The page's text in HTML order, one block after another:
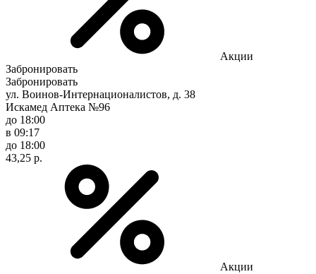
Акции
Забронировать
Забронировать
ул. Воинов-Интернационалистов, д. 38
Искамед Аптека №96
до 18:00
в 09:17
до 18:00
43,25 р.
Акции